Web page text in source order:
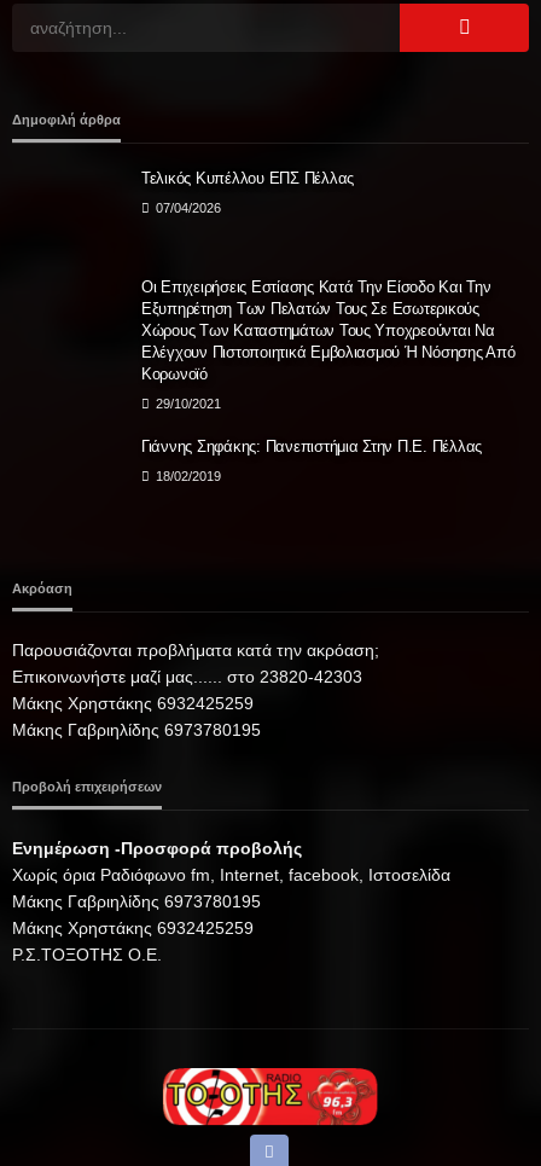
Δημοφιλή άρθρα
Τελικός Κυπέλλου ΕΠΣ Πέλλας
07/04/2026
Oι Επιχειρήσεις Εστίασης Κατά Την Είσοδο Και Την
Εξυπηρέτηση Των Πελατών Τους Σε Εσωτερικούς
Χώρους Των Καταστημάτων Τους Υποχρεούνται Να
Ελέγχουν Πιστοποιητικά Εμβολιασμού Ή Νόσησης Από
Κορωνοϊό
29/10/2021
Γιάννης Σηφάκης: Πανεπιστήμια Στην Π.Ε. Πέλλας
18/02/2019
Ακρόαση
Παρουσιάζονται προβλήματα κατά την ακρόαση;
Επικοινωνήστε μαζί μας...... στο 23820-42303
Μάκης Χρηστάκης 6932425259
Μάκης Γαβριηλίδης 6973780195
Προβολή επιχειρήσεων
Ενημέρωση -Προσφορά προβολής
Xωρίς όρια Ραδιόφωνο fm, Internet, facebook, Ιστοσελίδα
Μάκης Γαβριηλίδης 6973780195
Μάκης Χρηστάκης 6932425259
Ρ.Σ.ΤΟΞΟΤΗΣ Ο.Ε.